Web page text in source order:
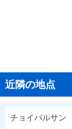
近隣の地点
チョイバルサン